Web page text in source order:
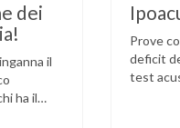
dei
il
ha il
Prove
deficit
test